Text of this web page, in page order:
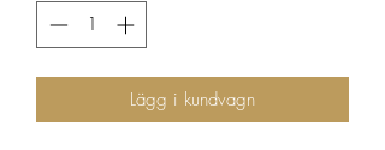
Lägg i kundvagn